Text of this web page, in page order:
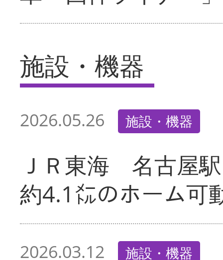
施設・機器
2026.05.26 施設・機器
ＪＲ東海 名古屋
約4.1㍍のホーム可
2026.03.12 施設・機器